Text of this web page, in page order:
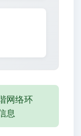
网络环
息